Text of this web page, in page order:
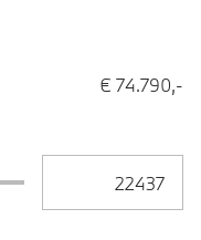
€ 74.790,-